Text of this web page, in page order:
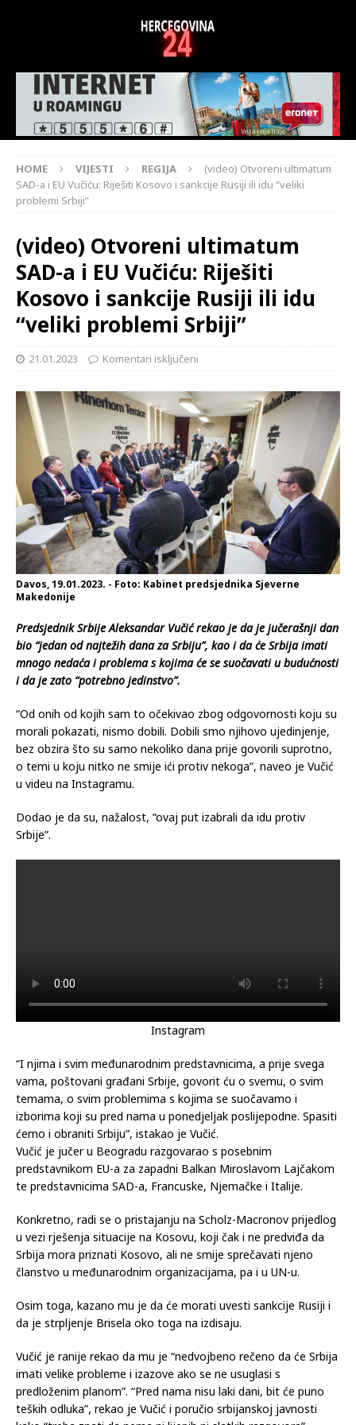
HOME VIJESTI REGIJA
(video) Otvoreni ultimatum
SAD-a i EU Vučiću: Riješiti Kosovo i sankcije Rusiji ili idu “veliki
problemi Srbiji”
(video) Otvoreni ultimatum
SAD-a i EU Vučiću: Riješiti
Kosovo i sankcije Rusiji ili idu
“veliki problemi Srbiji”
21.01.2023 Komentari isključeni
Davos, 19.01.2023. - Foto: Kabinet predsjednika Sjeverne
Makedonije
Predsjednik Srbije Aleksandar Vučić rekao je da je jučerašnji dan
bio “jedan od najtežih dana za Srbiju”, kao i da će Srbija imati
mnogo nedaća i problema s kojima će se suočavati u budućnosti
i da je zato “potrebno jedinstvo”.
“Od onih od kojih sam to očekivao zbog odgovornosti koju su
morali pokazati, nismo dobili. Dobili smo njihovo ujedinjenje,
bez obzira što su samo nekoliko dana prije govorili suprotno,
o temi u koju nitko ne smije ići protiv nekoga”, naveo je Vučić
u videu na Instagramu.
Dodao je da su, nažalost, “ovaj put izabrali da idu protiv
Srbije”.
Instagram
“I njima i svim međunarodnim predstavnicima, a prije svega
vama, poštovani građani Srbije, govorit ću o svemu, o svim
temama, o svim problemima s kojima se suočavamo i
izborima koji su pred nama u ponedjeljak poslijepodne. Spasiti
ćemo i obraniti Srbiju”, istakao je Vučić.
Vučić je jučer u Beogradu razgovarao s posebnim
predstavnikom EU-a za zapadni Balkan Miroslavom Lajčakom
te predstavnicima SAD-a, Francuske, Njemačke i Italije.
Konkretno, radi se o pristajanju na Scholz-Macronov prijedlog
u vezi rješenja situacije na Kosovu, koji čak i ne predviđa da
Srbija mora priznati Kosovo, ali ne smije sprečavati njeno
članstvo u međunarodnim organizacijama, pa i u UN-u.
Osim toga, kazano mu je da će morati uvesti sankcije Rusiji i
da je strpljenje Brisela oko toga na izdisaju.
Vučić je ranije rekao da mu je “nedvojbeno rečeno da će Srbija
imati velike probleme i izazove ako se ne usuglasi s
predloženim planom”. “Pred nama nisu laki dani, bit će puno
teških odluka”, rekao je Vučić i poručio srbijanskoj javnosti